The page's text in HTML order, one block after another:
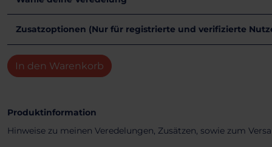
Zusatzoptionen (Nur für registrierte und verifizierte
In den Warenkorb
Produktinformation
Hinweise zu meinen Veredelungen, Zusätzen, sowie zum